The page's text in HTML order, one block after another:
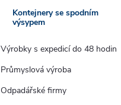
Kontejnery se spodním
výsypem
Výrobky s expedicí do 48 hodin
Průmyslová výroba
Odpadářské firmy